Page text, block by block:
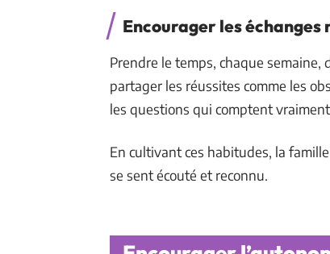
Encourager les échanges
Prendre le temps, chaque semaine,
partager les réussites comme les
les questions qui comptent
En cultivant ces habitudes, la
se sent écouté et reconnu.